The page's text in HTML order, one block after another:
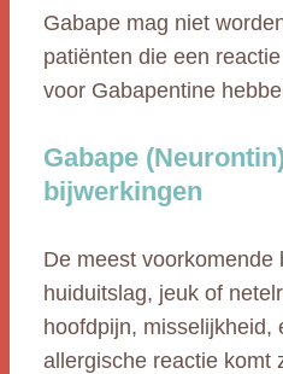
Gabape mag niet
patiënten die een
voor Gabapentine
Gabape
bijwerkingen
De meest voorkomende
huiduitslag, jeuk of
hoofdpijn, misselijkheid,
allergische reactie komt